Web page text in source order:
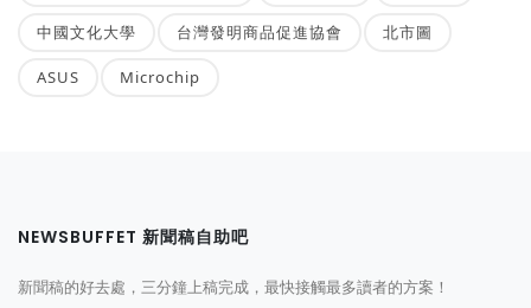
中國文化大學 台灣發明商品促進協會 北市圖
ASUS Microchip
NEWSBUFFET 新聞稿自助吧
新聞稿的好去處，三分鐘上稿完成，最快接觸最多讀者的方案！